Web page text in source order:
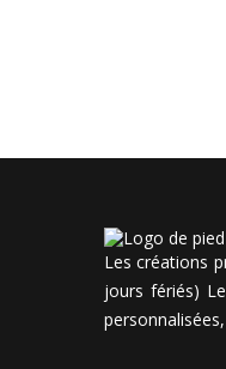
Les créations
jours fériés)